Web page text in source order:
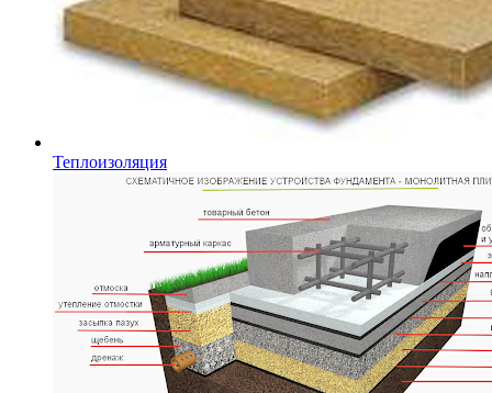
Теплоизоляция